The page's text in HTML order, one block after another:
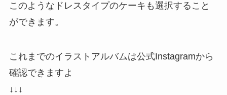
このようなドレスタイプのケーキも選択すること
ができます。
これまでのイラストアルバムは公式Instagramから
確認できますよ
↓↓↓